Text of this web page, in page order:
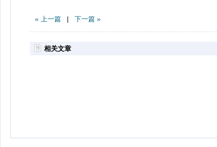
« 上一篇 | 下一篇 »
相关文章